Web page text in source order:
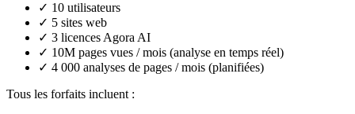
✓ 10 utilisateurs
✓ 5 sites web
✓ 3 licences Agora AI
✓ 10M pages vues / mois (analyse en temps réel)
✓ 4 000 analyses de pages / mois (planifiées)
Tous les forfaits incluent :